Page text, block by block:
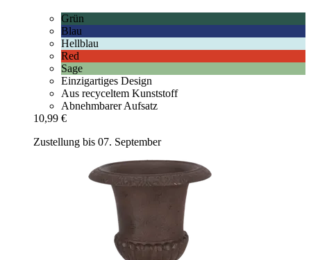
Grün
Blau
Hellblau
Red
Sage
Einzigartiges Design
Aus recyceltem Kunststoff
Abnehmbarer Aufsatz
10,99 €
Zustellung bis 07. September